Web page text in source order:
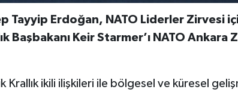
Tayyip Erdoğan, NATO Liderler Zirvesi
Başbakanı Keir Starmer’ı NATO Ankara
Krallık ikili ilişkileri ile bölgesel ve küresel